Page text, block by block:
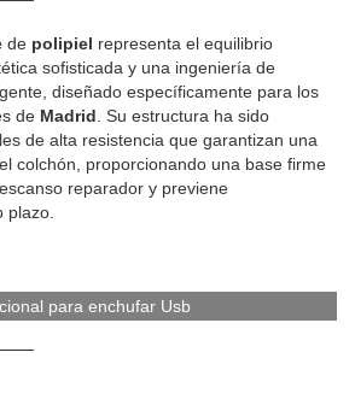
de polipiel representa el equilibrio
sofisticada y una ingeniería de
diseñado específicamente para los
de Madrid. Su estructura ha sido
de alta resistencia que garantizan una
colchón, proporcionando una base firme
reparador y previene
plazo.
para enchufar Usb